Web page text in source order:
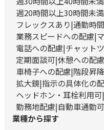
週20時間以上30時間未
フレックスあり 通勤時
業務スピードへの配慮
電話への配慮 チャット
定期面談可 休憩への配慮
車椅子への配慮 階段昇
拡大鏡 指示の具体化の
ヘッドホン・耳栓利用可
勤務地配慮 自動車通勤可
業種から探す